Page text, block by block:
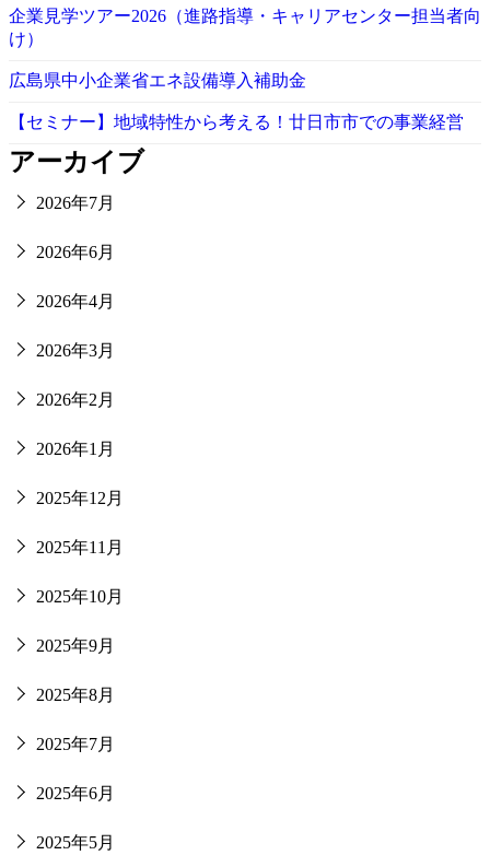
企業見学ツアー2026（進路指導・キャリアセンター担当者向
け）
広島県中小企業省エネ設備導入補助金
【セミナー】地域特性から考える！廿日市市での事業経営
アーカイブ
2026年7月
2026年6月
2026年4月
2026年3月
2026年2月
2026年1月
2025年12月
2025年11月
2025年10月
2025年9月
2025年8月
2025年7月
2025年6月
2025年5月